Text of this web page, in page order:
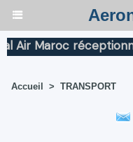
Maroc réceptionne
Accueil > TRANSPORT